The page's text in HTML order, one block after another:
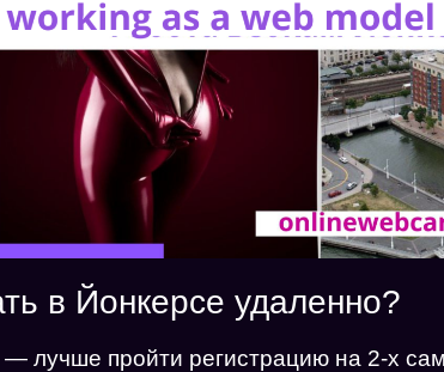
в Йонкерсе удаленно?
лучше пройти регистрацию на 2-х